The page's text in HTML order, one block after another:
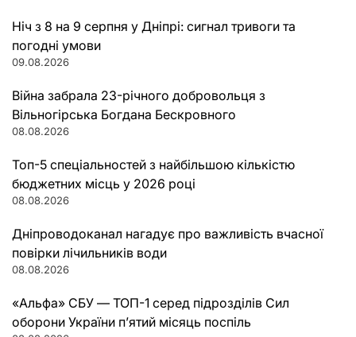
Ніч з 8 на 9 серпня у Дніпрі: сигнал тривоги та
погодні умови
09.08.2026
Війна забрала 23-річного добровольця з
Вільногірська Богдана Бескровного
08.08.2026
Топ-5 спеціальностей з найбільшою кількістю
бюджетних місць у 2026 році
08.08.2026
Дніпроводоканал нагадує про важливість вчасної
повірки лічильників води
08.08.2026
«Альфа» СБУ — ТОП-1 серед підрозділів Сил
оборони України п’ятий місяць поспіль